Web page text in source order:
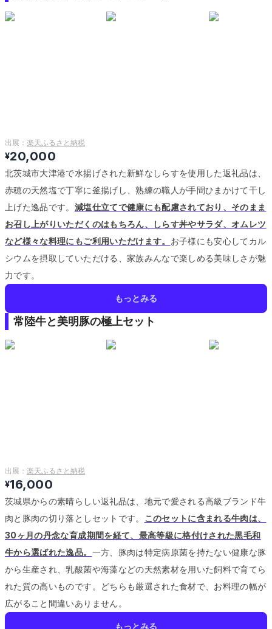
出展： 楽天ふるさと納税
¥20,000
北茨城市大津港で水揚げされた新鮮なしらすを使用した返礼品は、
赤穂の天然塩で丁寧に釜揚げし、熟練の職人が手間ひまかけて干し
上げた逸品です。 減塩仕立てで健康にも配慮されており、そのまま
お召し上がりいただくのはもちろん、しらす丼やサラダ、オムレツ
など様々な料理にもご利用いただけます。 お子様にも安心してカル
シウムを摂取していただける、家族みんなで楽しめる美味しさが魅
力です。
もっとみる
常陸牛と美明豚の極上セット
出展： 楽天ふるさと納税
¥16,000
茨城県からの素晴らしい返礼品は、地元で愛される高級ブランド牛
肉と豚肉の切り落としセットです。 このセットに含まれる牛肉は、
30ヶ月の丹念な育成期間を経て、最高等級に格付けされた黒毛和
牛から選ばれた逸品。 一方、豚肉は特定病原菌を持たない健康な豚
から生産され、乳酸菌や海藻などの天然素材を用いた飼料で育てら
れた質の高いものです。
どちらも厳選された食材で、お料理の幅が
広がること間違いありません。
もっとみる